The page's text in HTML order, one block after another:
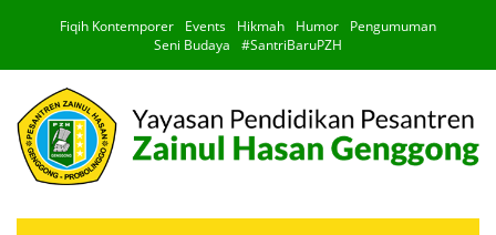
Fiqih Kontemporer Events Hikmah Humor
Pengumuman
Seni Budaya
#SantriBaruPZH